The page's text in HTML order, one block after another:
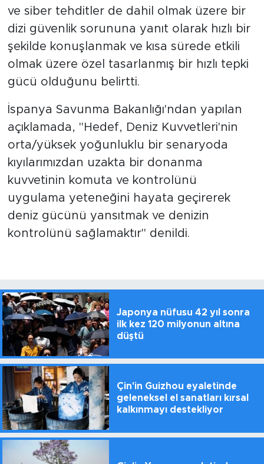
ve siber tehditler de dahil olmak üzere bir
dizi güvenlik sorununa yanıt olarak hızlı bir
şekilde konuşlanmak ve kısa sürede etkili
olmak üzere özel tasarlanmış bir hızlı tepki
gücü olduğunu belirtti.
İspanya Savunma Bakanlığı'ndan yapılan
açıklamada, "Hedef, Deniz Kuvvetleri'nin
orta/yüksek yoğunluklu bir senaryoda
kıyılarımızdan uzakta bir donanma
kuvvetinin komuta ve kontrolünü
uygulama yeteneğini hayata geçirerek
deniz gücünü yansıtmak ve denizin
kontrolünü sağlamaktır" denildi.
Japonya nüfusu 42 yıl sonra
ilk kez 120 milyonun altına
düştü
Çin'in Guizhou eyaletinde
geleneksel el sanatları kırsal
kalkınmayı destekliyor